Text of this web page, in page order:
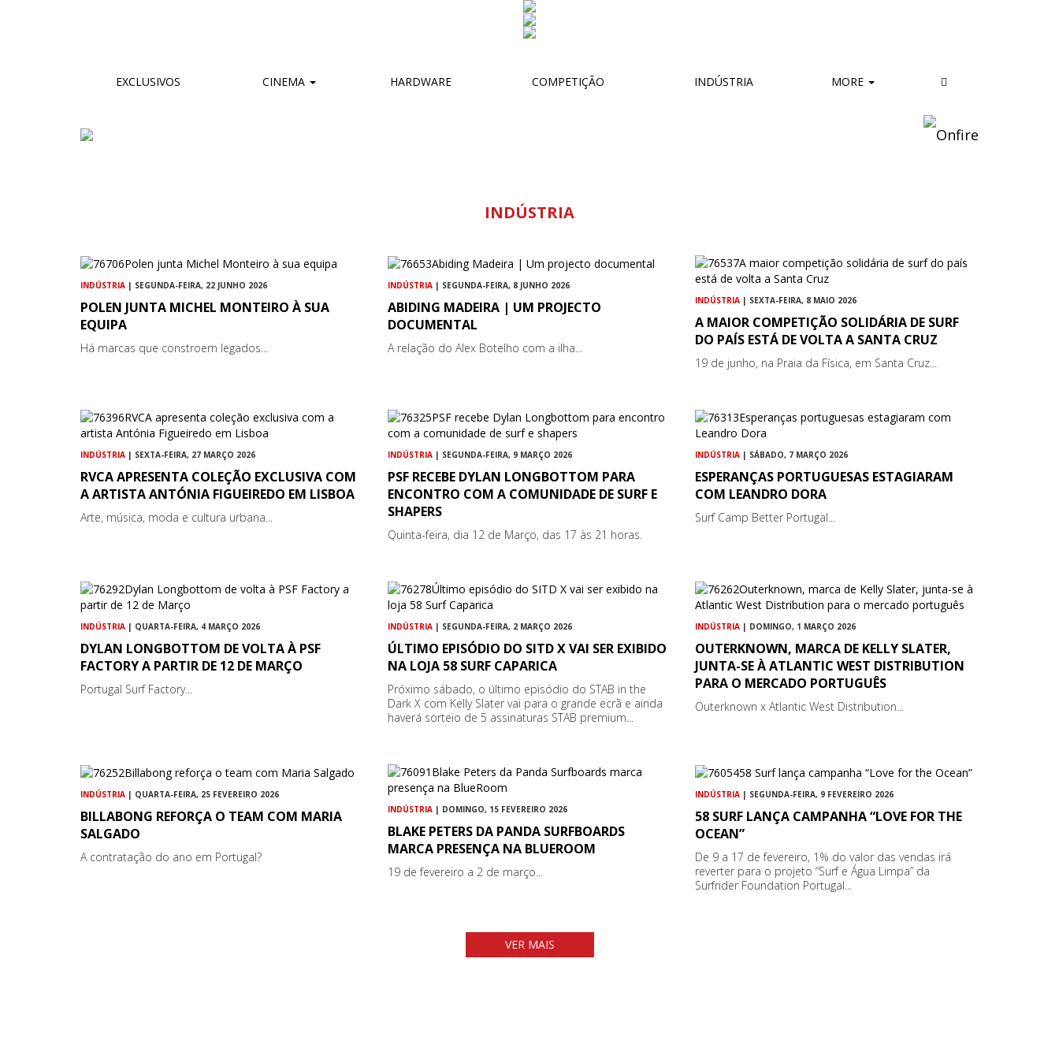
EXCLUSIVOS CINEMA HARDWARE COMPETIÇÃO INDÚSTRIA MORE
INDÚSTRIA
INDÚSTRIA | SEGUNDA-FEIRA, 22 JUNHO 2026
POLEN JUNTA MICHEL MONTEIRO À SUA
EQUIPA
Há marcas que constroem legados...
INDÚSTRIA | SEGUNDA-FEIRA, 8 JUNHO 2026
ABIDING MADEIRA | UM PROJECTO
DOCUMENTAL
A relação do Alex Botelho com a ilha...
INDÚSTRIA | SEXTA-FEIRA, 8 MAIO 2026
A MAIOR COMPETIÇÃO SOLIDÁRIA DE SURF
DO PAÍS ESTÁ DE VOLTA A SANTA CRUZ
19 de junho, na Praia da Física, em Santa Cruz...
INDÚSTRIA | SEXTA-FEIRA, 27 MARÇO 2026
RVCA APRESENTA COLEÇÃO EXCLUSIVA COM
A ARTISTA ANTÓNIA FIGUEIREDO EM LISBOA
Arte, música, moda e cultura urbana...
INDÚSTRIA | SEGUNDA-FEIRA, 9 MARÇO 2026
PSF RECEBE DYLAN LONGBOTTOM PARA
ENCONTRO COM A COMUNIDADE DE SURF E
SHAPERS
Quinta-feira, dia 12 de Março, das 17 às 21 horas.
INDÚSTRIA | SÁBADO, 7 MARÇO 2026
ESPERANÇAS PORTUGUESAS ESTAGIARAM
COM LEANDRO DORA
Surf Camp Better Portugal...
INDÚSTRIA | QUARTA-FEIRA, 4 MARÇO 2026
DYLAN LONGBOTTOM DE VOLTA À PSF
FACTORY A PARTIR DE 12 DE MARÇO
Portugal Surf Factory...
INDÚSTRIA | SEGUNDA-FEIRA, 2 MARÇO 2026
ÚLTIMO EPISÓDIO DO SITD X VAI SER EXIBIDO
NA LOJA 58 SURF CAPARICA
Próximo sábado, o último episódio do STAB in the
Dark X com Kelly Slater vai para o grande ecrã e ainda
haverá sorteio de 5 assinaturas STAB premium...
INDÚSTRIA | DOMINGO, 1 MARÇO 2026
OUTERKNOWN, MARCA DE KELLY SLATER,
JUNTA-SE À ATLANTIC WEST DISTRIBUTION
PARA O MERCADO PORTUGUÊS
Outerknown x Atlantic West Distribution...
INDÚSTRIA | QUARTA-FEIRA, 25 FEVEREIRO 2026
BILLABONG REFORÇA O TEAM COM MARIA
SALGADO
A contratação do ano em Portugal?
INDÚSTRIA | DOMINGO, 15 FEVEREIRO 2026
BLAKE PETERS DA PANDA SURFBOARDS
MARCA PRESENÇA NA BLUEROOM
19 de fevereiro a 2 de março...
INDÚSTRIA | SEGUNDA-FEIRA, 9 FEVEREIRO 2026
58 SURF LANÇA CAMPANHA “LOVE FOR THE
OCEAN”
De 9 a 17 de fevereiro, 1% do valor das vendas irá
reverter para o projeto “Surf e Água Limpa” da
Surfrider Foundation Portugal...
VER MAIS